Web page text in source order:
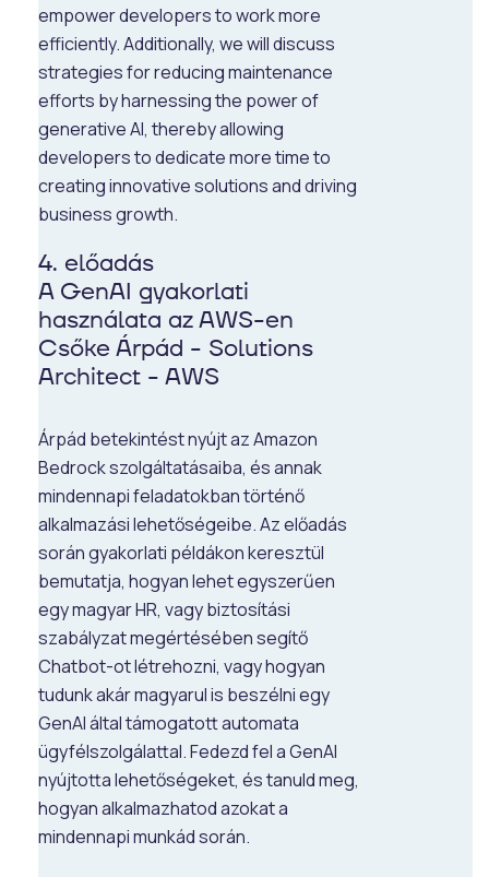
empower developers to work more
efficiently. Additionally, we will discuss
strategies for reducing maintenance
efforts by harnessing the power of
generative AI, thereby allowing
developers to dedicate more time to
creating innovative solutions and driving
business growth.
4. előadás
A GenAI gyakorlati
használata az AWS-en
Csőke Árpád - Solutions
Architect - AWS
Árpád betekintést nyújt az Amazon
Bedrock szolgáltatásaiba, és annak
mindennapi feladatokban történő
alkalmazási lehetőségeibe. Az előadás
során gyakorlati példákon keresztül
bemutatja, hogyan lehet egyszerűen
egy magyar HR, vagy biztosítási
szabályzat megértésében segítő
Chatbot-ot létrehozni, vagy hogyan
tudunk akár magyarul is beszélni egy
GenAI által támogatott automata
ügyfélszolgálattal. Fedezd fel a GenAI
nyújtotta lehetőségeket, és tanuld meg,
hogyan alkalmazhatod azokat a
mindennapi munkád során.